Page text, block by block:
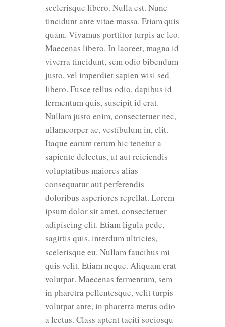
scelerisque libero. Nulla est. Nunc
tincidunt ante vitae massa. Etiam quis
quam. Vivamus porttitor turpis ac leo.
Maecenas libero. In laoreet, magna id
viverra tincidunt, sem odio bibendum
justo, vel imperdiet sapien wisi sed
libero. Fusce tellus odio, dapibus id
fermentum quis, suscipit id erat.
Nullam justo enim, consectetuer nec,
ullamcorper ac, vestibulum in, elit.
Itaque earum rerum hic tenetur a
sapiente delectus, ut aut reiciendis
voluptatibus maiores alias
consequatur aut perferendis
doloribus asperiores repellat. Lorem
ipsum dolor sit amet, consectetuer
adipiscing elit. Etiam ligula pede,
sagittis quis, interdum ultricies,
scelerisque eu. Nullam faucibus mi
quis velit. Etiam neque. Aliquam erat
volutpat. Maecenas fermentum, sem
in pharetra pellentesque, velit turpis
volutpat ante, in pharetra metus odio
a lectus. Class aptent taciti sociosqu